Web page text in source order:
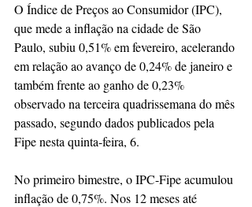
O Índice de Preços ao Consumidor (IPC),
que mede a inflação na cidade de São
Paulo, subiu 0,51% em fevereiro, acelerando
em relação ao avanço de 0,24% de janeiro e
também frente ao ganho de 0,23%
observado na terceira quadrissemana do mês
passado, segundo dados publicados pela
Fipe nesta quinta-feira, 6.
No primeiro bimestre, o IPC-Fipe acumulou
inflação de 0,75%. Nos 12 meses até